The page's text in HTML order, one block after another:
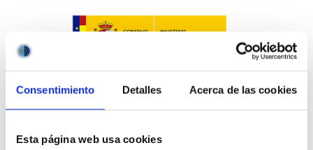
Consentimiento Detalles Acerca de las cookies
Esta página web usa cookies